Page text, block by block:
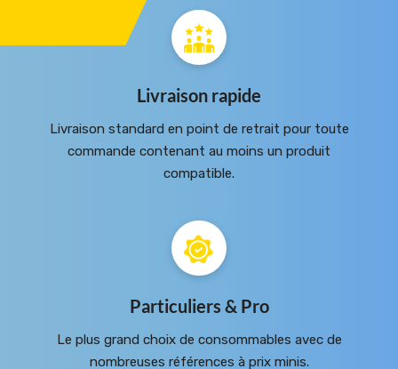
Livraison rapide
Livraison standard en point de retrait pour toute
commande contenant au moins un produit
compatible.
Particuliers & Pro
Le plus grand choix de consommables avec de
nombreuses références à prix minis.